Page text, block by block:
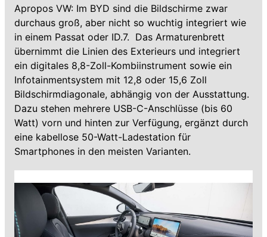
Apropos VW: Im BYD sind die Bildschirme zwar
durchaus groß, aber nicht so wuchtig integriert wie
in einem Passat oder ID.7. Das Armaturenbrett
übernimmt die Linien des Exterieurs und integriert
ein digitales 8,8-Zoll-Kombiinstrument sowie ein
Infotainmentsystem mit 12,8 oder 15,6 Zoll
Bildschirmdiagonale, abhängig von der Ausstattung.
Dazu stehen mehrere USB-C-Anschlüsse (bis 60
Watt) vorn und hinten zur Verfügung, ergänzt durch
eine kabellose 50-Watt-Ladestation für
Smartphones in den meisten Varianten.